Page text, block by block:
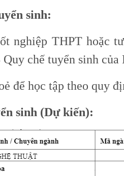
sinh:
nghiệp THPT hoặc
chế tuyển sinh
để học tập theo quy
sinh (Dự kiến):